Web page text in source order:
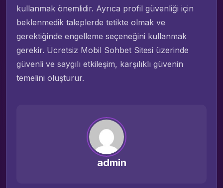
kullanmak önemlidir. Ayrıca profil güvenliği için
beklenmedik taleplerde tetikte olmak ve
gerektiğinde engelleme seçeneğini kullanmak
gerekir. Ücretsiz Mobil Sohbet Sitesi üzerinde
güvenli ve saygılı etkileşim, karşılıklı güvenin
temelini oluşturur.
admin